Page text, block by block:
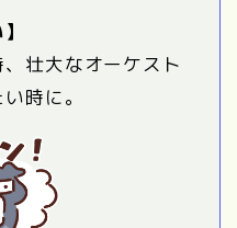
壮大なオーケスト
時に。